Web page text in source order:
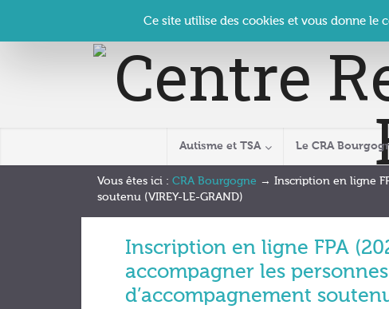
Contact Se connecter | CRA Bourgogne – Le
Autisme et TSA Le CRA
Vous êtes ici : CRA Bourgogne → Inscription en ligne
soutenu (VIREY-LE-GRAND)
Inscription en ligne FPA
accompagner les
d’accompagnement
Ce site utilise des cookies et vous donne le